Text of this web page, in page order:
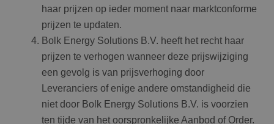
haar prijzen op ieder moment naar marktconforme
prijzen te updaten.
Bolk Energy Solutions B.V. heeft het recht haar
prijzen te verhogen wanneer deze prijswijziging
een gevolg is van prijsverhoging door
Leveranciers of enige andere omstandigheid die
niet door Bolk Energy Solutions B.V. is voorzien
ten tijde van het oorspronkelijke Aanbod of Order.